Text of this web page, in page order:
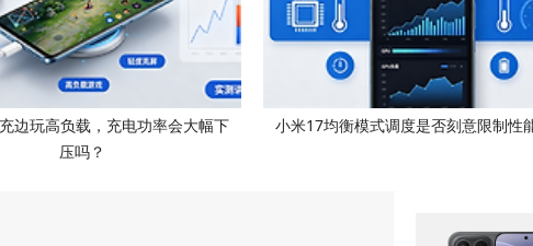
边玩高负载，充电功率会大幅下
压吗？
小米17均衡模式调度是否刻意限制性